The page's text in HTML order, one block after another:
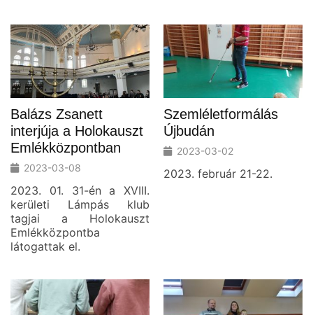
Balázs Zsanett
interjúja a Holokauszt
Emlékközpontban
2023-03-08
2023. 01. 31-én a XVIII.
kerületi Lámpás klub
tagjai a Holokauszt
Emlékközpontba
látogattak el.
Szemléletformálás
Újbudán
2023-03-02
2023. február 21-22.